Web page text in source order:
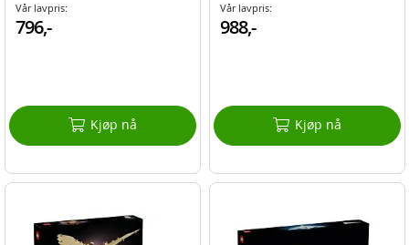
Vår lavpris:
796,-
Kjøp nå
Vår lavpris:
988,-
Kjøp nå